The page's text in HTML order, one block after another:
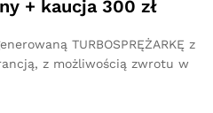
+ kaucja 300 zł
TURBOSPRĘŻARKĘ z
z możliwością zwrotu w